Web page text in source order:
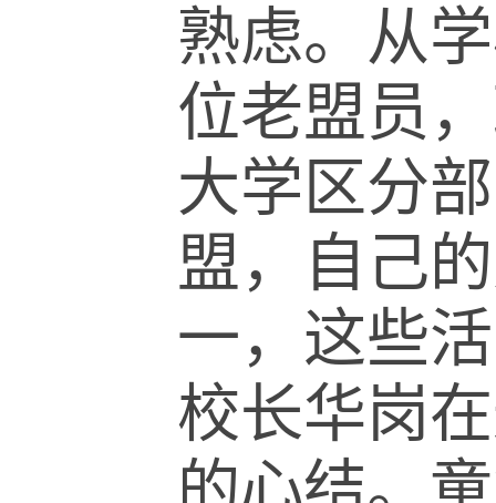
熟虑。从
位老盟员
大学区分
盟，自己
一，这些
校长华岗
的心结。